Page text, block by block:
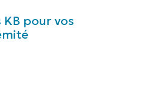
pour vos